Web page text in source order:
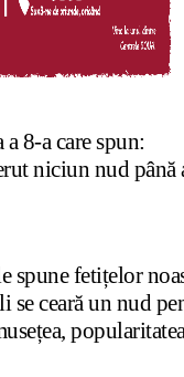
a 8-a care spun:
niciun nud până
spune fetițelor
se ceară un nud